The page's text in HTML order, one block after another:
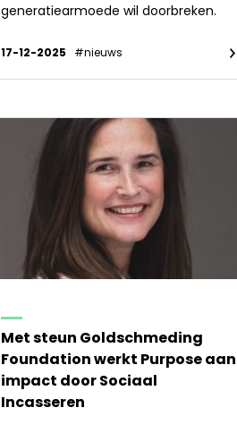
generatiearmoede wil doorbreken.
17-12-2025 #nieuws
Met steun Goldschmeding
Foundation werkt Purpose aan
impact door Sociaal
Incasseren